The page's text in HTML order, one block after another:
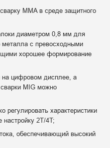
MMA в среде защитного
диаметром 0,8 мм для
металла с превосходными
хорошее формирование
на цифровом дисплее, а
MIG можно
регулировать характеристики
настройку 2T/4T;
обеспечивающий высокий